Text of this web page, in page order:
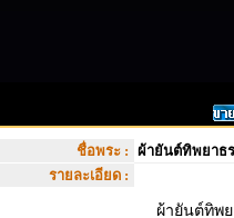
ชื่อพระ : ผ้ายันต์ทิพยาธ
รายละเอียด :
ผ้ายันต์ทิพย